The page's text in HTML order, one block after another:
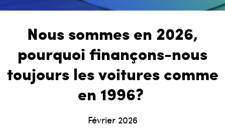
Nous sommes en 2026,
pourquoi finançons-nous
toujours les voitures comme
en 1996?
Février 2026